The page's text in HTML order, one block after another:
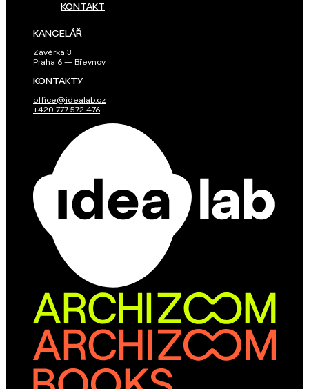
KONTAKT
KANCELÁŘ
Závěrka 3
Praha 6 — Břevnov
KONTAKTY
office@idealab.cz
+420 777 572 476